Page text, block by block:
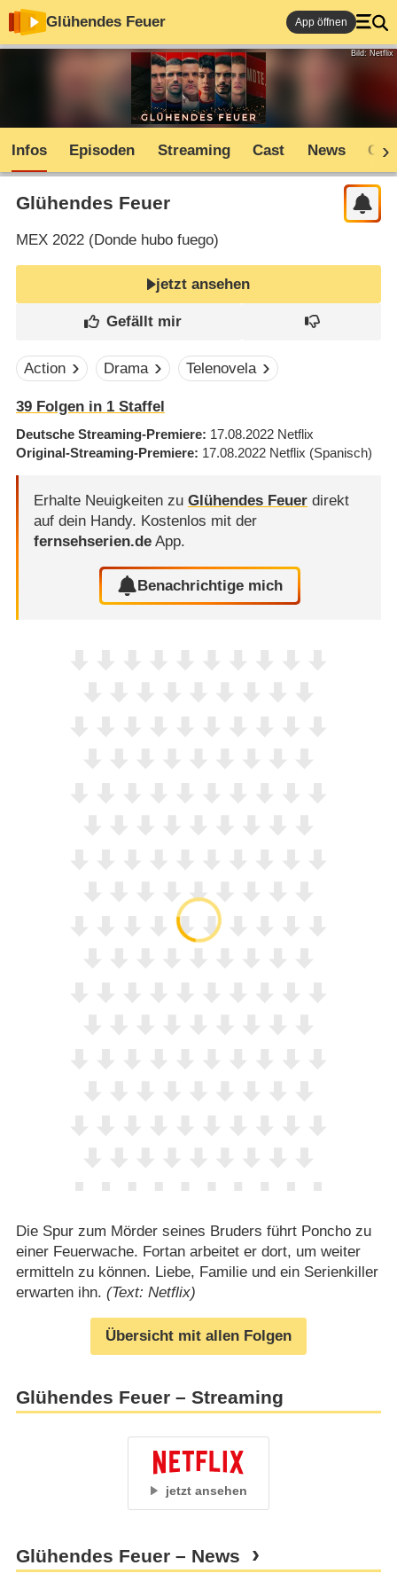
Glühendes Feuer App öffnen
Bild: Netflix
Infos Episoden Streaming Cast News
Glühendes Feuer
MEX2022 (Donde hubo fuego)
jetzt ansehen
Action Drama Telenovela
39Folgen in 1Staffel
Deutsche Streaming-Premiere 17.08.2022 Netflix
Original-Streaming-Premiere 17.08.2022 Netflix (Spanisch)
Erhalte Neuigkeiten zu Glühendes Feuerdirekt
auf dein Handy. Kostenlos mit der
fernsehserien.deApp.
Benachrichtige mich
Die Spur zum Mörder seines Bruders führt Poncho zu
einer Feuerwache. Fortan arbeitet er dort, um weiter
ermitteln zu können. Liebe, Familie und ein Serienkiller
erwarten ihn. (Text: Netflix)
Übersicht mit allen Folgen
Glühendes Feuer – Streaming
jetzt ansehen
Glühendes Feuer – News